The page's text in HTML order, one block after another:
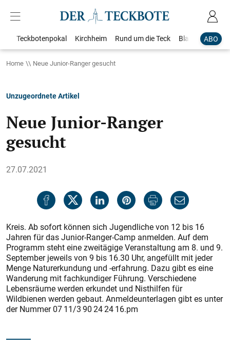
ABO
Teckbotenpokal Kirchheim Rund um die Teck Blaulicht
Home Neue Junior-Ranger gesucht
Unzugeordnete Artikel
Neue Junior-Ranger
gesucht
27.07.2021
Kreis. Ab sofort können sich Jugendliche von 12 bis 16
Jahren für das Junior-Ranger-Camp anmelden. Auf dem
Programm steht eine zweitägige Veranstaltung am 8. und 9.
September jeweils von 9 bis 16.30 Uhr, angefüllt mit jeder
Menge Naturerkundung und -erfahrung. Dazu gibt es eine
Wande­rung mit fachkundiger Führung. Verschiedene
Lebensräume werden erkundet und Nisthilfen für
Wildbienen werden gebaut. Anmeldeunterlagen gibt es unter
der Nummer 07 11/3 90 24 24 16.pm